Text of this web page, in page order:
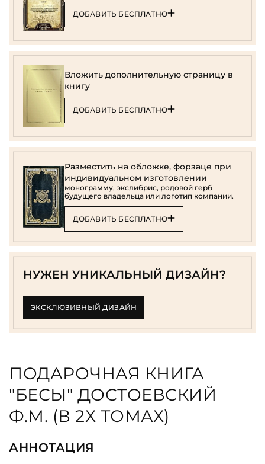
ДОБАВИТЬ БЕСПЛАТНО
Вложить дополнительную страницу в
книгу
ДОБАВИТЬ БЕСПЛАТНО
Разместить на обложке, форзаце при
индивидуальном изготовлении
монограмму, экслибрис, родовой герб
будущего владельца или логотип компании.
ДОБАВИТЬ БЕСПЛАТНО
НУЖЕН УНИКАЛЬНЫЙ ДИЗАЙН?
ЭКСКЛЮЗИВНЫЙ ДИЗАЙН
ПОДАРОЧНАЯ КНИГА
"БЕСЫ" ДОСТОЕВСКИЙ
Ф.М. (В 2Х ТОМАХ)
АННОТАЦИЯ